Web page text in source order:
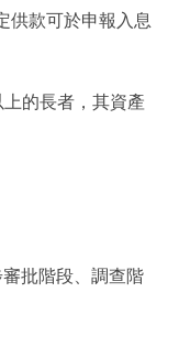
供款可於申報入息
的長者，其資產
批階段、調查階